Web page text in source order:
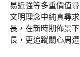
易近強等多重價值
文明理念中純真尋
長，在新時期佈景
長，更追蹤關心周